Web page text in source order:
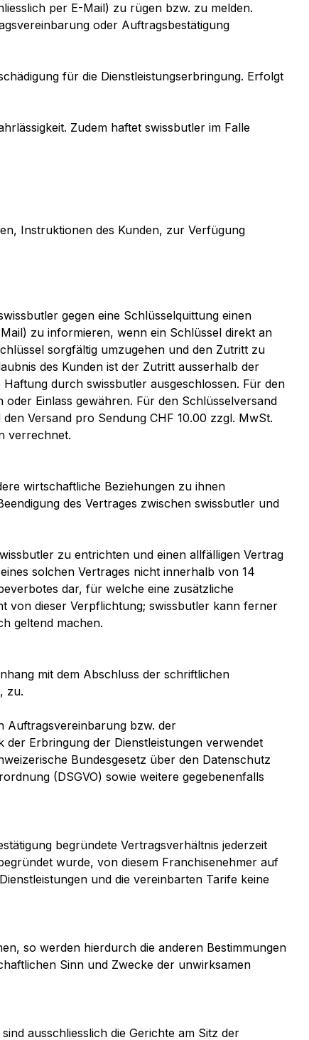
per E-Mail) zu rügen bzw. zu melden.
oder Auftragsbestätigung
für die Dienstleistungserbringung. Erfolgt
Zudem haftet swissbutler im Falle
Instruktionen des Kunden, zur Verfügung
gegen eine Schlüsselquittung einen
zu informieren, wenn ein Schlüssel direkt an
sorgfältig umzugehen und den Zutritt zu
des Kunden ist der Zutritt ausserhalb der
durch swissbutler ausgeschlossen. Für den
Einlass gewähren. Für den Schlüsselversand
Versand pro Sendung CHF 10.00 zzgl. MwSt.
verrechnet.
wirtschaftliche Beziehungen zu ihnen
des Vertrages zwischen swissbutler und
zu entrichten und einen allfälligen Vertrag
solchen Vertrages nicht innerhalb von 14
dar, für welche eine zusätzliche
von dieser Verpflichtung; swissbutler kann ferner
geltend machen.
mit dem Abschluss der schriftlichen
zu.
Auftragsvereinbarung bzw. der
der Erbringung der Dienstleistungen verwendet
Bundesgesetz über den Datenschutz
(DSGVO) sowie weitere gegebenenfalls
begründete Vertragsverhältnis jederzeit
wurde, von diesem Franchisenehmer auf
und die vereinbarten Tarife keine
so werden hierdurch die anderen Bestimmungen
Sinn und Zwecke der unwirksamen
ausschliesslich die Gerichte am Sitz der